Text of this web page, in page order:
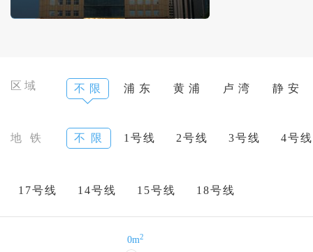
区域 不 限 浦 东 黄 浦 卢 湾 静 安
地 铁 不 限 1号线 2号线 3号线 4号线
17号线 14号线 15号线 18号线
0m2